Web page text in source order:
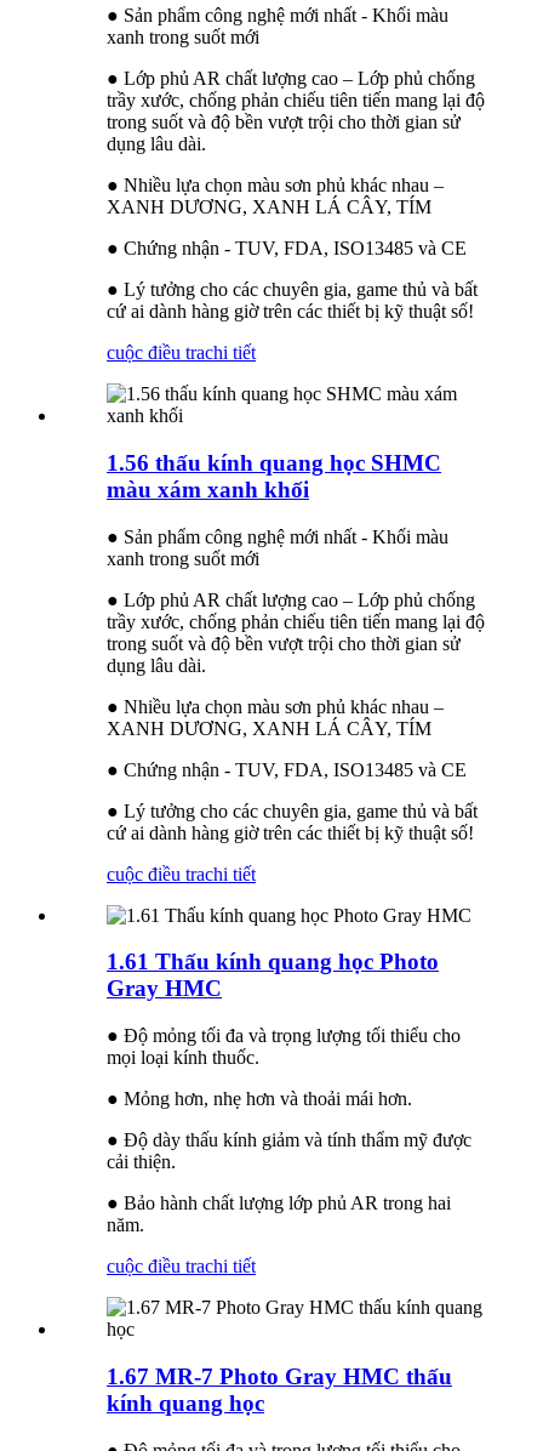
● Sản phẩm công nghệ mới nhất - Khối màu
xanh trong suốt mới
● Lớp phủ AR chất lượng cao – Lớp phủ chống
trầy xước, chống phản chiếu tiên tiến mang lại độ
trong suốt và độ bền vượt trội cho thời gian sử
dụng lâu dài.
● Nhiều lựa chọn màu sơn phủ khác nhau –
XANH DƯƠNG, XANH LÁ CÂY, TÍM
● Chứng nhận - TUV, FDA, ISO13485 và CE
● Lý tưởng cho các chuyên gia, game thủ và bất
cứ ai dành hàng giờ trên các thiết bị kỹ thuật số!
cuộc điều trachi tiết
1.56 thấu kính quang học SHMC
màu xám xanh khối
● Sản phẩm công nghệ mới nhất - Khối màu
xanh trong suốt mới
● Lớp phủ AR chất lượng cao – Lớp phủ chống
trầy xước, chống phản chiếu tiên tiến mang lại độ
trong suốt và độ bền vượt trội cho thời gian sử
dụng lâu dài.
● Nhiều lựa chọn màu sơn phủ khác nhau –
XANH DƯƠNG, XANH LÁ CÂY, TÍM
● Chứng nhận - TUV, FDA, ISO13485 và CE
● Lý tưởng cho các chuyên gia, game thủ và bất
cứ ai dành hàng giờ trên các thiết bị kỹ thuật số!
cuộc điều trachi tiết
1.61 Thấu kính quang học Photo
Gray HMC
● Độ mỏng tối đa và trọng lượng tối thiểu cho
mọi loại kính thuốc.
● Mỏng hơn, nhẹ hơn và thoải mái hơn.
● Độ dày thấu kính giảm và tính thẩm mỹ được
cải thiện.
● Bảo hành chất lượng lớp phủ AR trong hai
năm.
cuộc điều trachi tiết
1.67 MR-7 Photo Gray HMC thấu
kính quang học